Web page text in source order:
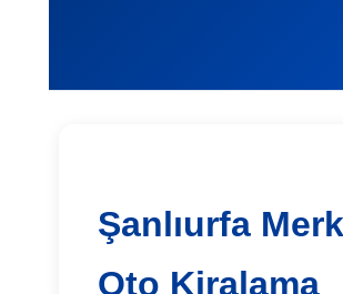
Şanlıurfa
Oto Kiralama